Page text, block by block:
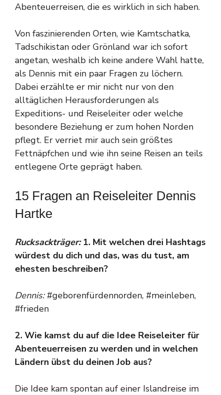
Abenteuerreisen, die es wirklich in sich haben.
Von faszinierenden Orten, wie Kamtschatka,
Tadschikistan oder Grönland war ich sofort
angetan, weshalb ich keine andere Wahl hatte,
als Dennis mit ein paar Fragen zu löchern.
Dabei erzählte er mir nicht nur von den
alltäglichen Herausforderungen als
Expeditions- und Reiseleiter oder welche
besondere Beziehung er zum hohen Norden
pflegt. Er verriet mir auch sein größtes
Fettnäpfchen und wie ihn seine Reisen an teils
entlegene Orte geprägt haben.
15 Fragen an Reiseleiter Dennis
Hartke
Rucksackträger:1. Mit welchen drei Hashtags
würdest du dich und das, was du tust, am
ehesten beschreiben?
Dennis:#geborenfürdennorden, #meinleben,
#frieden
2. Wie kamst du auf die Idee Reiseleiter für
Abenteuerreisen zu werden und in welchen
Ländern übst du deinen Job aus?
Die Idee kam spontan auf einer Islandreise im